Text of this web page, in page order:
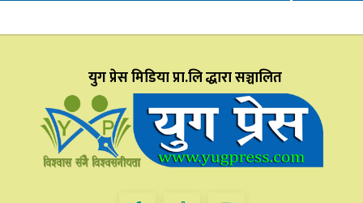
युग प्रेस मिडिया प्रा.लि द्धारा सञ्चालित